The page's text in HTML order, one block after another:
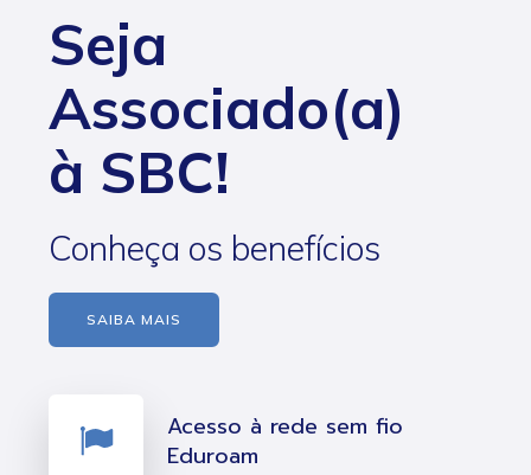
Seja
Associado(a)
à SBC!
Conheça os benefícios
SAIBA MAIS
Acesso à rede sem fio
Eduroam